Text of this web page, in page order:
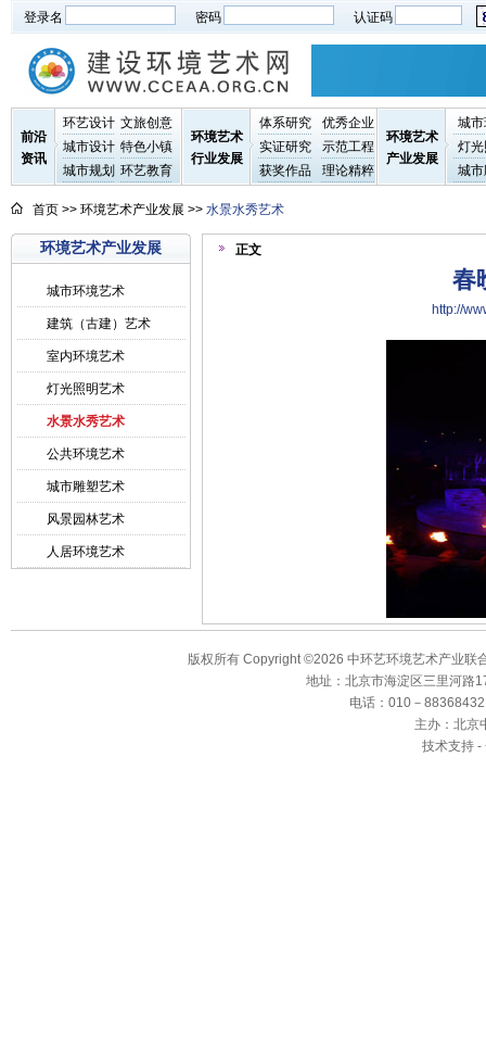
登录名 密码 认证码
前沿
资讯
环艺设计 文旅创意
城市设计 特色小镇
城市规划 环艺教育
环境艺术
行业发展
体系研究
优秀企业
实证研究
示范工程
获奖作品
理论精粹
环境艺术
产业发展
城
灯
城
首页 >> 环境艺术产业发展 >> 水景水秀艺术
环境艺术产业发展
城市环境艺术
建筑（古建）艺术
室内环境艺术
灯光照明艺术
水景水秀艺术
公共环境艺术
城市雕塑艺术
风景园林艺术
人居环境艺术
正文
春
http://
版权所有 Copyright ©2026 中环艺环境艺术产业联
地址：北京市海淀区三里河路
电话：010－
主办：北京
技术支持 -